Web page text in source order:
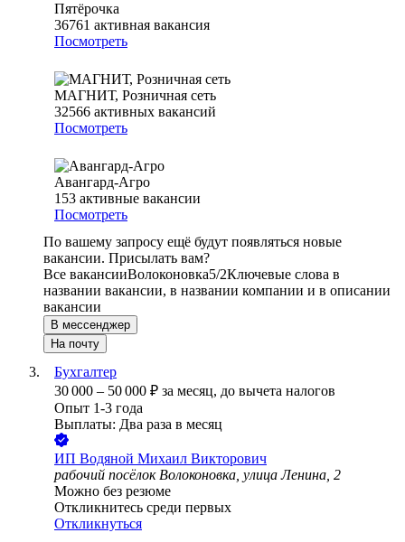
Пятёрочка
36761 активная вакансия
Посмотреть
МАГНИТ, Розничная сеть
32566 активных вакансий
Посмотреть
Авангард-Агро
153 активные вакансии
Посмотреть
По вашему запросу ещё будут появляться новые
вакансии. Присылать вам?
Все вакансииВолоконовка5/2Ключевые слова в
названии вакансии, в названии компании и в описании
вакансии
В мессенджер
На почту
Бухгалтер
30 000 – 50 000 ₽ за месяц, до вычета налогов
Опыт 1-3 года
Выплаты: Два раза в месяц
ИП Водяной Михаил Викторович
рабочий посёлок Волоконовка, улица Ленина, 2
Можно без резюме
Откликнитесь среди первых
Откликнуться